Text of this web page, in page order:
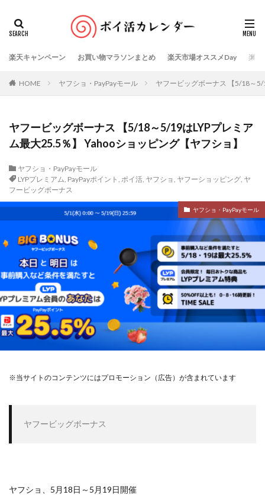
楽天キャンペーン お買い物マラソンまとめ 楽天市場オススメDay 楽天
HOME ヤフショ・PayPayモール ヤフービッグボーナス 【5/18～
ヤフービッグボーナス 【5/18～5/19はLYPプレミア
ム最大25.5％】 Yahooショッピング【ヤフショ】
ヤフショ・PayPayモール
LYPプレミアム, PayPayポイント , ポイ活, ヤフショ , ヤフーショッピング, ヤ
フービッグボーナス
ヤフショ・PayPayモール
※当サイトのコンテンツにはプロモーション（広告）が含まれています
ヤフービッグボーナス
ヤフショ、5月18日～5月19日開催